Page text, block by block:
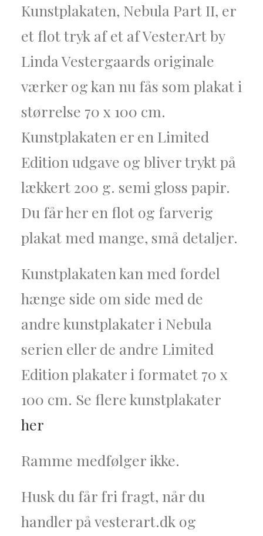
Kunstplakaten, Nebula Part II, er
et flot tryk af et af VesterArt by
Linda Vestergaards originale
værker og kan nu fås som plakat i
størrelse 70 x 100 cm.
Kunstplakaten er en Limited
Edition udgave og bliver trykt på
lækkert 200 g. semi gloss papir.
Du får her en flot og farverig
plakat med mange, små detaljer.
Kunstplakaten kan med fordel
hænge side om side med de
andre kunstplakater i Nebula
serien eller de andre Limited
Edition plakater i formatet 70 x
100 cm. Se flere kunstplakater
her
Ramme medfølger ikke.
Husk du får fri fragt, når du
handler på vesterart.dk og